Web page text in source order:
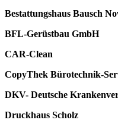
Bestattungshaus Bausch
BFL-Gerüstbau GmbH
CAR-Clean
CopyThek Bürotechnik-
DKV- Deutsche
Druckhaus Scholz